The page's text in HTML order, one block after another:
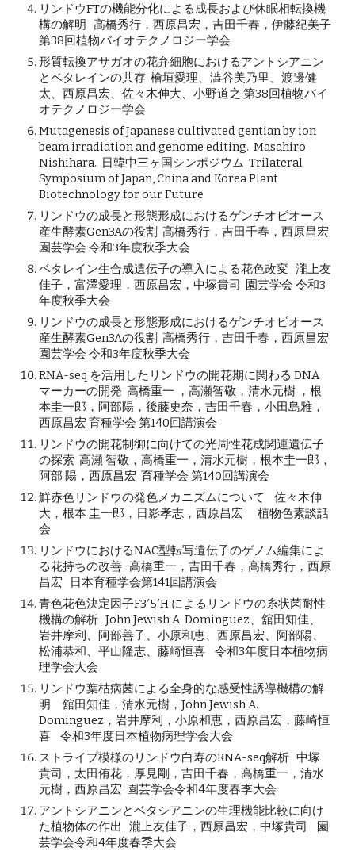
リンドウFTの機能分化による成長および休眠相転換機
構の解明 高橋秀行，西原昌宏，吉田千春，伊藤紀美子
第38回植物バイオテクノロジー学会
形質転換アサガオの花弁細胞におけるアントシアニン
とベタレインの共存 檜垣愛理、澁谷美乃里、渡邊健
太、西原昌宏、佐々木伸大、小野道之 第38回植物バイ
オテクノロジー学会
Mutagenesis of Japanese cultivated gentian by ion
beam irradiation and genome editing. Masahiro
Nishihara. 日韓中三ヶ国シンポジウム Trilateral
Symposium of Japan, China and Korea Plant
Biotechnology for our Future
リンドウの成長と形態形成におけるゲンチオビオース
産生酵素Gen3Aの役割 高橋秀行，吉田千春，西原昌宏
園芸学会 令和3年度秋季大会
ベタレイン生合成遺伝子の導入による花色改変 瀧上友
佳子 ，富澤愛理 ，西原昌宏 ，中塚貴司 園芸学会 令和3
年度秋季大会
リンドウの成長と形態形成におけるゲンチオビオース
産生酵素Gen3Aの役割 高橋秀行 ，吉田千春 ，西原昌宏
園芸学会 令和3年度秋季大会
RNA-seq を活用したリンドウの開花期に関わる DNA
マーカーの開発 高橋重一 ，高瀬智敬，清水元樹 ，根
本圭一郎，阿部陽，後藤史奈，吉田千春，小田島雅，
西原昌宏 育種学会 第140回講演会
リンドウの開花制御に向けての光周性花成関連遺伝子
の探索 高瀬 智敬，高橋重一，清水元樹，根本圭一郎，
阿部 陽，西原昌宏 育種学会 第140回講演会
鮮赤色リンドウの発色メカニズムについて 佐々木伸
大 ，根本 圭一郎 ， 日影孝志 ，西原昌宏 植物色素談話
会
リンドウにおけるNAC型転写遺伝子のゲノム編集によ
る花持ちの改善高橋重一，吉田千春 ，高橋秀行 ，西原
昌宏 日本育種学会第141回講演会
青色花色決定因子F3′5′H によるリンドウの糸状菌耐性
機構の解析 John Jewish A. Dominguez、舘田知佳、
岩井摩利、阿部善子、小原和恵、西原昌宏、阿部陽、
松浦恭和、平山隆志、藤崎恒喜 令和3年度日本植物病
理学会大会
リンドウ葉枯病菌による全身的な感受性誘導機構の解
明 舘田知佳 ，清水元樹 ，John Jewish A.
Dominguez ，岩井摩利 ，小原和恵 ，西原昌宏 ，藤崎恒
喜 令和3年度日本植物病理学会大会
ストライプ模様のリンドウ白寿のRNA-seq解析 中塚
貴司，太田侑花，厚見剛，吉田千春，高橋重一，清水
元樹，西原昌宏 園芸学会令和4年度春季大会
アントシアニンとベタシアニンの生理機能比較に向け
た植物体の作出 瀧上友佳子，西原昌宏，中塚貴司 園
芸学会令和4年度春季大会